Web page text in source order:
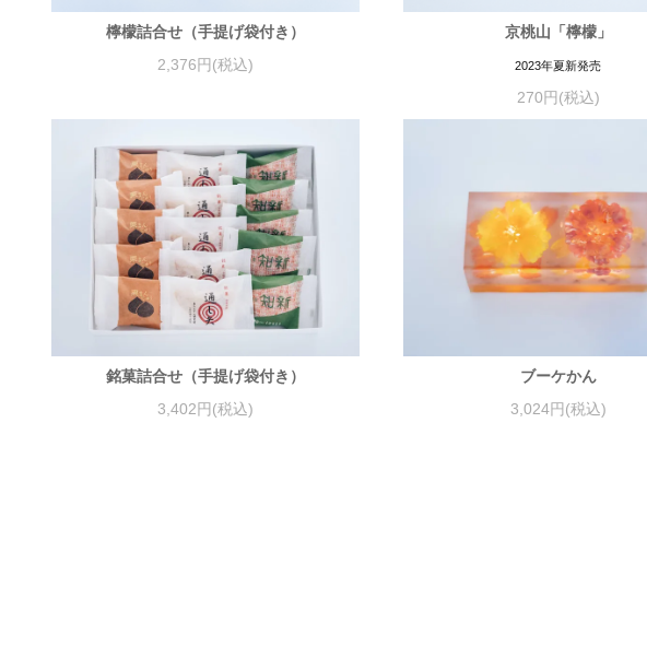
檸檬詰合せ（手提げ袋付き）
2,376円(税込)
京桃山「檸檬」
2023年夏新発売
270円(税込)
銘菓詰合せ（手提げ袋付き）
3,402円(税込)
ブーケかん
3,024円(税込)